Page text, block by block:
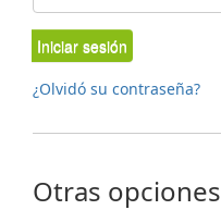
Iniciar sesión
¿Olvidó su contraseña?
Otras opciones